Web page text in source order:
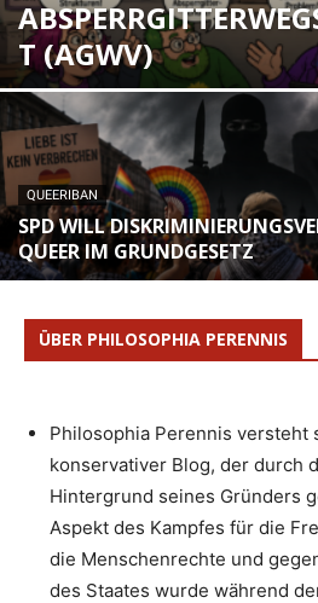
T (AGWV)
QUEERIBAN
SPD WILL
QUEER IM GRUNDGESETZ
ÜBER PHILOSOPHIA PERENNIS
Philosophia Perennis versteht
konservativer Blog, der durch
Hintergrund seines Gründers
Aspekt des Kampfes für die
die Menschenrechte und
des Staates wurde während